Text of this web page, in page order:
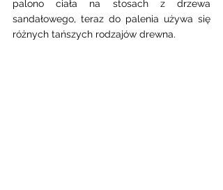
palono ciała na stosach z drzewa
sandałowego, teraz do palenia używa się
różnych tańszych rodzajów drewna.